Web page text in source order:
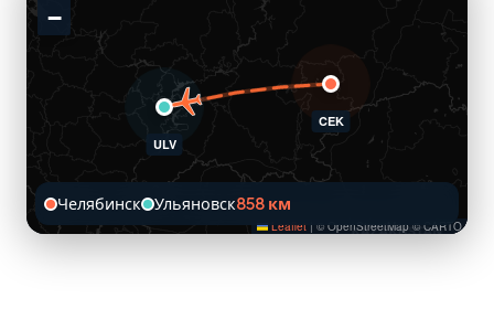
CEK
ULV
−
Leaflet | © OpenStreetMap © CARTO
Челябинск Ульяновск858 км